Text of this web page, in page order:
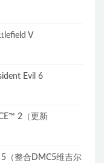
V
Evil 6
2（更新
（整合DMC5维吉尔